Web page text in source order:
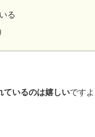
る
ているのは嬉しいですよ